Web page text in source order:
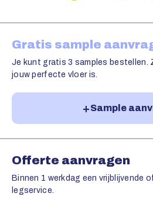
Gratis sample
Je kunt gratis 3 samples bestellen.
jouw perfecte vloer is.
Sample
Offerte aanvragen
Binnen 1 werkdag een vrijblijvende
legservice.